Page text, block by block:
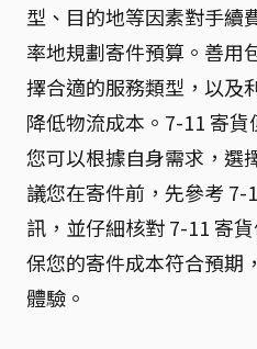
型、目的地等因素對手續
率地規劃寄件預算。善用
擇合適的服務類型，以及
降低物流成本。7-11 寄貨
您可以根據自身需求，選
議您在寄件前，先參考 7-
訊，並仔細核對 7-11 寄
保您的寄件成本符合預期
體驗。